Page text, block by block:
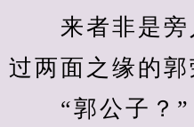
来者非是旁
过两面之缘的郭
“郭公子？”